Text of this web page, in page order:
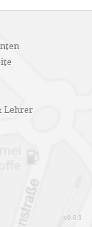
Lehrer
v0.8.3